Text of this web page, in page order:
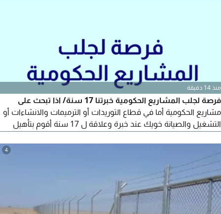
منذ 14 دقيقة
فرصة لجلب المشاريع الحكومية خبرتنا 17 سنة/ اذا تبحث على
مشاريع الحكومية أما في قطاع التوريدات أو الترميمات والانشاءات أو
التشغيل والصيانة خويك عند خبرة وعلاقة ل 17 سنة أقوم بتأهيل
4